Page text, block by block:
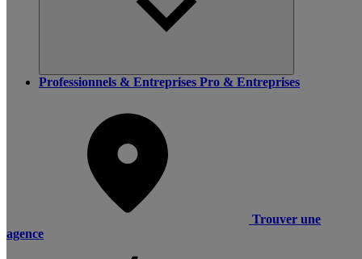
Professionnels & Entreprises Pro & Entreprises
Trouver une
agence